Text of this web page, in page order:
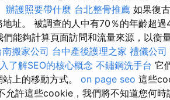
辦護照要帶什麼 台北整骨推薦 如果復
址。 被調查的人中有70％的年齡超
能夠計算頁面訪問和流量來源，以衡
南搬家公司 台中產後護理之家 禮儀公司
了解SEO的核心概念 不鏽鋼洗手台 它
上的移動方式。 on page seo 這些
允許這些cookie，我們將不知道您何